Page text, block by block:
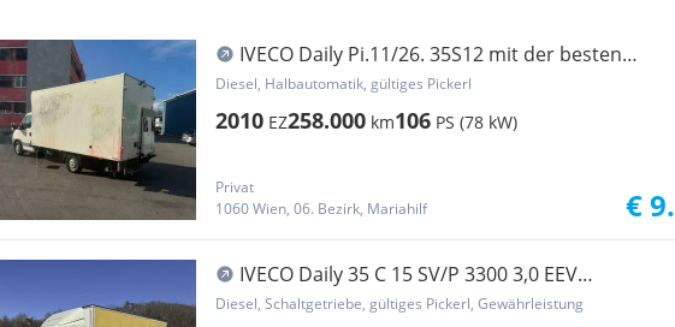
IVECO Daily Pi.11/26. 35S12 mit der besten
Hebebühne Transporter / Kastenwagen
Diesel, Halbautomatik, gültiges Pickerl
2010 EZ258.000 km106 PS (78 kW)
Privat
1060 Wien, 06. Bezirk, Mariahilf
€
IVECO Daily 35 C 15 SV/P 3300 3,0 EEV
Transporter / Kastenwagen
Diesel, Schaltgetriebe, gültiges Pickerl, Gewährleistung